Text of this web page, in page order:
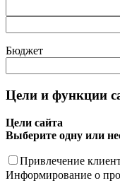
Бюджет
Цели и функции
Цели сайта
Выберите одну или
Привлечение
Информирование о